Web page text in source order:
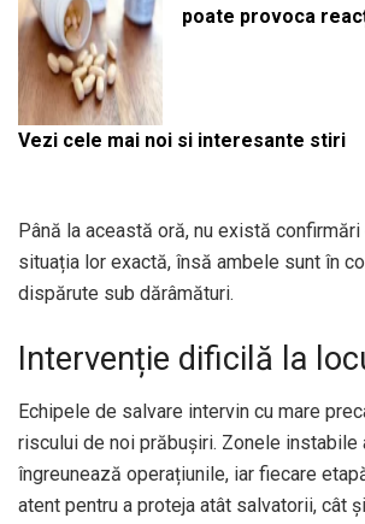
poate provoca
Vezi cele mai noi si interesante stiri
Până la această oră, nu există
situația lor exactă, însă ambele sunt în
dispărute sub dărâmături.
Intervenție dificilă la
Echipele de salvare intervin cu mare
riscului de noi prăbușiri. Zonele instabile
îngreunează operațiunile, iar fiecare
atent pentru a proteja atât salvatorii, cât